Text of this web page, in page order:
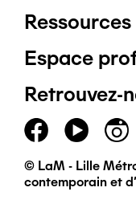
Pied
de
page
principal
Espace
Retrouvez-
© LaM - Lille
contemporain et